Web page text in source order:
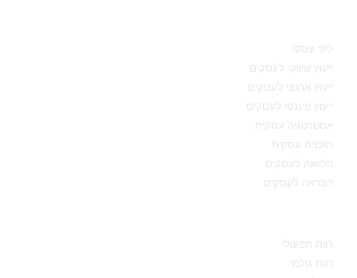
ליווי עסקי
ייעוץ שיווקי לעסקים
ייעוץ ארגוני לעסקים
ייעוץ פיננסי לעסקים
אסטרטגיה עסקית
תוכנית עסקית
הלוואה לעסקים
הבראה לעסקים
רווח תפעולי
רווח גולמי